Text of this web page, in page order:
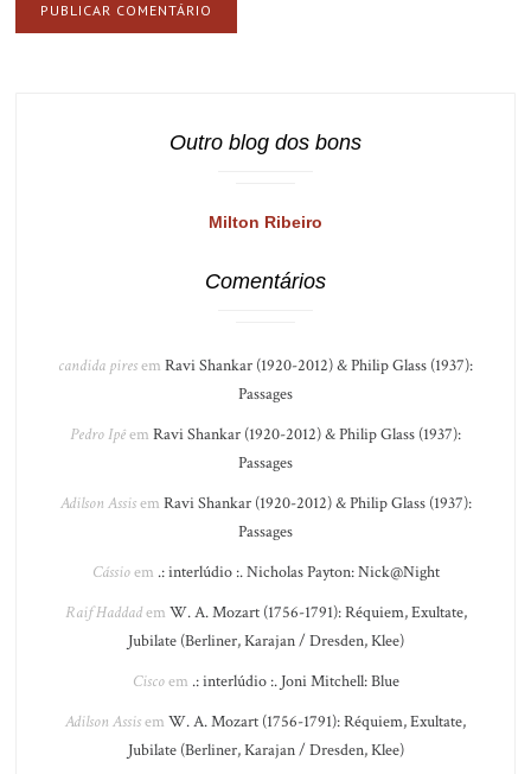
Outro blog dos bons
Milton Ribeiro
Comentários
candida piresem Ravi Shankar (1920-2012) & Philip Glass (1937):
Passages
Pedro Ipêem Ravi Shankar (1920-2012) & Philip Glass (1937):
Passages
Adilson Assisem Ravi Shankar (1920-2012) & Philip Glass (1937):
Passages
Cássioem .: interlúdio :. Nicholas Payton: Nick@Night
Raif Haddadem W. A. Mozart (1756-1791): Réquiem, Exultate,
Jubilate (Berliner, Karajan / Dresden, Klee)
Ciscoem .: interlúdio :. Joni Mitchell: Blue
Adilson Assisem W. A. Mozart (1756-1791): Réquiem, Exultate,
Jubilate (Berliner, Karajan / Dresden, Klee)